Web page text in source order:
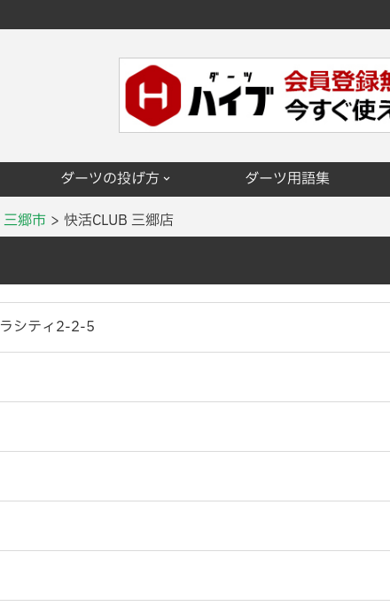
ダーツの投げ方 ダーツ用語集
三郷市
快活CLUB 三郷店
シティ2-2-5